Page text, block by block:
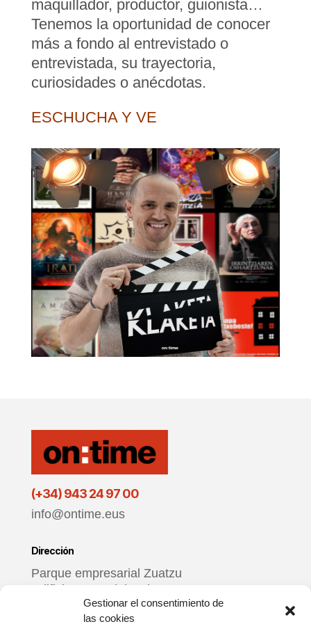
Gestionar el consentimiento de
las cookies
maquillador, productor, guionista…
Tenemos la oportunidad de conocer
más a fondo al entrevistado o
entrevistada, su trayectoria,
curiosidades o anécdotas.
ESCHUCHA Y VE
(+34) 943 24 97 00
info@ontime.eus
Dirección
Parque empresarial Zuatzu
Edificio Donosti, local 3
20018 Donostia – Gipuzkoa